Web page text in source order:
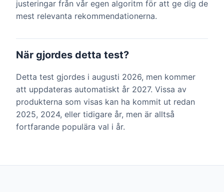
justeringar från vår egen algoritm för att ge dig de
mest relevanta rekommendationerna.
När gjordes detta test?
Detta test gjordes i augusti 2026, men kommer
att uppdateras automatiskt år 2027. Vissa av
produkterna som visas kan ha kommit ut redan
2025, 2024, eller tidigare år, men är alltså
fortfarande populära val i år.